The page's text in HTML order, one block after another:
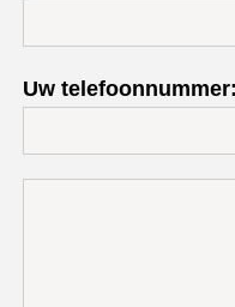
Uw telefoonnummer: